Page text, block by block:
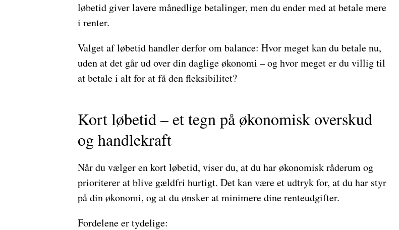
løbetid giver lavere månedlige betalinger, men du ender med at betale mere
i renter.
Valget af løbetid handler derfor om balance: Hvor meget kan du betale nu,
uden at det går ud over din daglige økonomi – og hvor meget er du villig til
at betale i alt for at få den fleksibilitet?
Kort løbetid – et tegn på økonomisk overskud
og handlekraft
Når du vælger en kort løbetid, viser du, at du har økonomisk råderum og
prioriterer at blive gældfri hurtigt. Det kan være et udtryk for, at du har styr
på din økonomi, og at du ønsker at minimere dine renteudgifter.
Fordelene er tydelige: